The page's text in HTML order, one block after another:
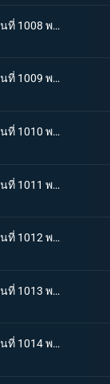
One piece วันพีช ตอนที่ 1008 พากย์ไทย นามิยอมจำนน ท่าเฮดบลัดของอุลติ
One piece วันพีช ตอนที่ 1009 พากย์ไทย ซาซากิรุกหนัก หน่วยรบหุ้มเกราะปะทะยามาโตะ
One piece วันพีช ตอนที่ 1010 พากย์ไทย ทลายอสูรน้ำแข็ง แผนเพลิงของช็อปเปอร์!
One piece วันพีช ตอนที่ 1011 พากย์ไทย ดีก็แย่แล้ว! แมงมุมล่อลวงซันจิ
One piece วันพีช ตอนที่ 1012 พากย์ไทย เดินหมากผิดเกม! เพลิงของนกอมตะมัลโก้
One piece วันพีช ตอนที่ 1013 พากย์ไทย อดีตของยาโมโตะ ชายผู้หมายหัว 4 จักรพรรดิ
One piece วันพีช ตอนที่ 1014 พากย์ไทย น้ำตาของมัลโก้! สายสัมพันธ์ของกลุ่มโจรสลัดหนวดขาว